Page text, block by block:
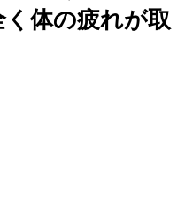
体の疲れが取